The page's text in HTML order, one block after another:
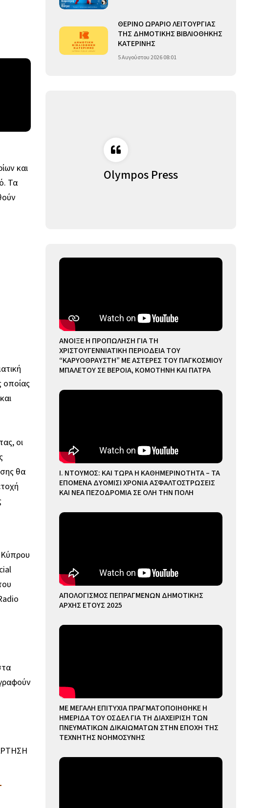
και
Τα
οποίας
οι
θα
ΘΕΡΙΝΟ ΩΡΑΡΙΟ ΛΕΙΤΟΥΡΓΙΑΣ
ΤΗΣ ΔΗΜΟΤΙΚΗΣ ΒΙΒΛΙΟΘΗΚΗΣ
ΚΑΤΕΡΙΝΗΣ
5 Αυγούστου 2026 08:01
Olympos Press
ΑΝΟΙΞΕ Η ΠΡΟΠΩΛΗΣΗ ΓΙΑ ΤΗ
ΧΡΙΣΤΟΥΓΕΝΝΙΑΤΙΚΗ ΠΕΡΙΟΔΕΙΑ ΤΟΥ
“ΚΑΡΥΟΘΡΑΥΣΤΗ” ΜΕ ΑΣΤΕΡΕΣ ΤΟΥ ΠΑΓΚΟΣΜΙΟΥ
ΜΠΑΛΕΤΟΥ ΣΕ ΒΕΡΟΙΑ, ΚΟΜΟΤΗΝΗ ΚΑΙ ΠΑΤΡΑ
Ι. ΝΤΟΥΜΟΣ: ΚΑΙ ΤΩΡΑ Η ΚΑΘΗΜΕΡΙΝΟΤΗΤΑ – ΤΑ
ΕΠΟΜΕΝΑ ΔΥΟΜΙΣΙ ΧΡΟΝΙΑ ΑΣΦΑΛΤΟΣΤΡΩΣΕΙΣ
ΚΑΙ ΝΕΑ ΠΕΖΟΔΡΟΜΙΑ ΣΕ ΟΛΗ ΤΗΝ ΠΟΛΗ
ΑΠΟΛΟΓΙΣΜΟΣ ΠΕΠΡΑΓΜΕΝΩΝ ΔΗΜΟΤΙΚΗΣ
ΑΡΧΗΣ ΕΤΟΥΣ 2025
ΜΕ ΜΕΓΑΛΗ ΕΠΙΤΥΧΙΑ ΠΡΑΓΜΑΤΟΠΟΙΗΘΗΚΕ Η
ΗΜΕΡΙΔΑ ΤΟΥ ΟΣΔΕΛ ΓΙΑ ΤΗ ΔΙΑΧΕΙΡΙΣΗ ΤΩΝ
ΠΝΕΥΜΑΤΙΚΩΝ ΔΙΚΑΙΩΜΑΤΩΝ ΣΤΗΝ ΕΠΟΧΗ ΤΗΣ
ΤΕΧΝΗΤΗΣ ΝΟΗΜΟΣΥΝΗΣ